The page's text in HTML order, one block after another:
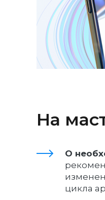
На
О
цикла